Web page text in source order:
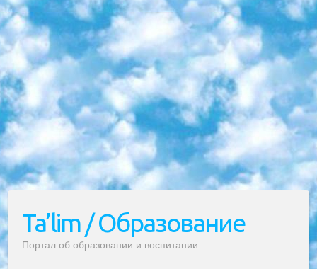
Ta’lim / Образование
Портал об образовании и воспитании